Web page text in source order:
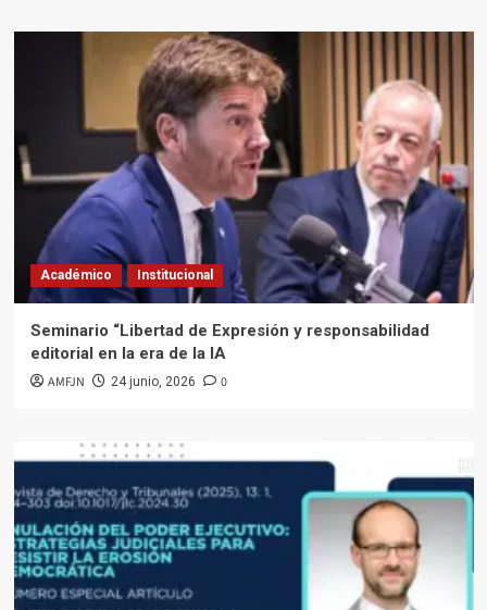
Académico Institucional
Seminario “Libertad de Expresión y responsabilidad
editorial en la era de la IA
AMFJN 24 junio, 2026 0